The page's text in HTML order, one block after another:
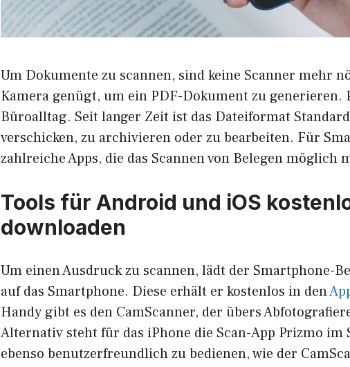
Um Dokumente zu scannen, sind keine Scanner mehr
Kamera genügt, um ein PDF-Dokument zu generieren.
Büroalltag. Seit langer Zeit ist das Dateiformat
verschicken, zu archivieren oder zu bearbeiten. Für
zahlreiche Apps, die das Scannen von Belegen möglich
Tools für Android und iOS
downloaden
Um einen Ausdruck zu scannen, lädt der Smartphone-
auf das Smartphone. Diese erhält er kostenlos in den
Handy gibt es den CamScanner, der übers
Alternativ steht für das iPhone die Scan-App Prizmo im
ebenso benutzerfreundlich zu bedienen, wie der